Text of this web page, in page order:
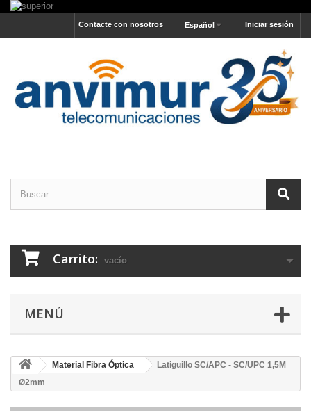
Iniciar sesión
Español
Contacte con nosotros
Carrito: vacío
MENÚ
Material Fibra Óptica
Latiguillo SC/APC - SC/UPC 1,5M
Ø2mm